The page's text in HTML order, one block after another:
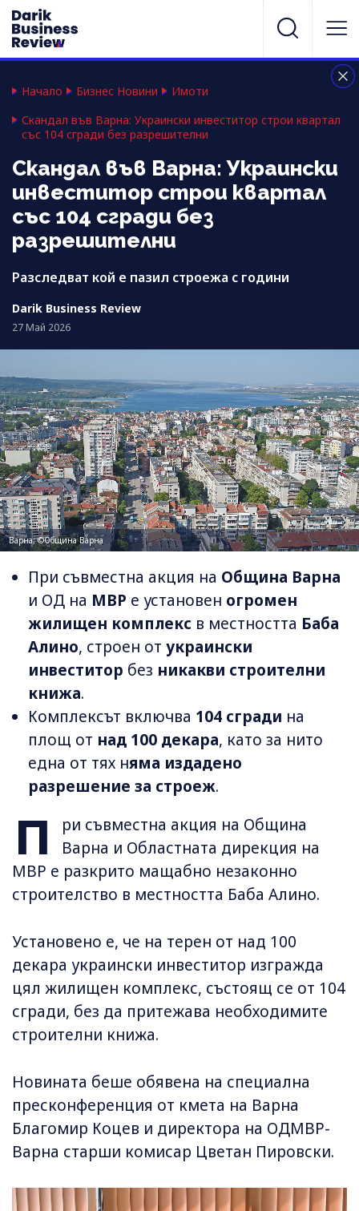
Начало Бизнес Новини
Имоти
Скандал във Варна: Украински инвеститор строи квартал
със 104 сгради без разрешителни
Скандал във Варна: Украински
инвеститор строи квартал
със 104 сгради без
разрешителни
Разследват кой е пазил строежа с години
Darik Business Review
27 Май 2026
Варна; ©Община Варна
При съвместна акция на Община Варна
и ОД на МВР е установен огромен
жилищен комплекс в местността Баба
Алино, строен от украински
инвеститор без никакви строителни
книжа.
Комплексът включва 104 сгради на
площ от над 100 декара, като за нито
една от тях няма издадено
разрешение за строеж.
П
ри съвместна акция на Община
Варна и Областната дирекция на
МВР е разкрито мащабно незаконно
строителство в местността Баба Алино.
Установено е, че на терен от над 100
декара украински инвеститор изгражда
цял жилищен комплекс, състоящ се от 104
сгради, без да притежава необходимите
строителни книжа.
Новината беше обявена на специална
пресконференция от кмета на Варна
Благомир Коцев и директора на ОДМВР-
Варна старши комисар Цветан Пировски.